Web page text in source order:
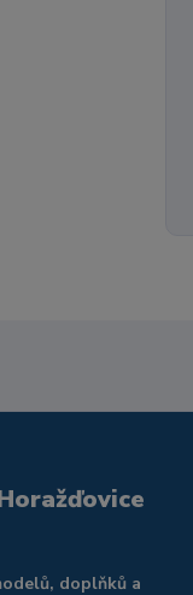
doplňků a